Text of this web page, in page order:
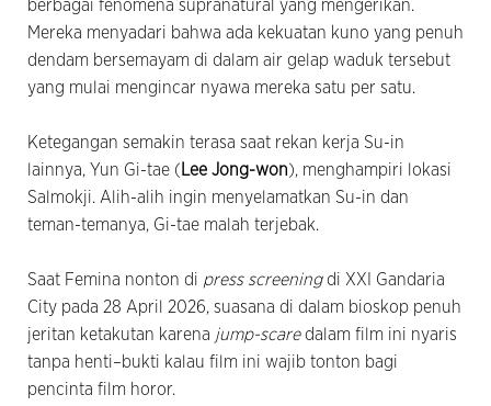
berbagai fenomena supranatural yang mengerikan.
Mereka menyadari bahwa ada kekuatan kuno yang penuh
dendam bersemayam di dalam air gelap waduk tersebut
yang mulai mengincar nyawa mereka satu per satu.
Ketegangan semakin terasa saat rekan kerja Su-in
lainnya, Yun Gi-tae ( Lee Jong-won), menghampiri lokasi
Salmokji. Alih-alih ingin menyelamatkan Su-in dan
teman-temanya, Gi-tae malah terjebak.
Saat Femina nonton di press screeningdi XXI Gandaria
City pada 28 April 2026, suasana di dalam bioskop penuh
jeritan ketakutan karena jump-scaredalam film ini nyaris
tanpa henti–bukti kalau film ini wajib tonton bagi
pencinta film horor.